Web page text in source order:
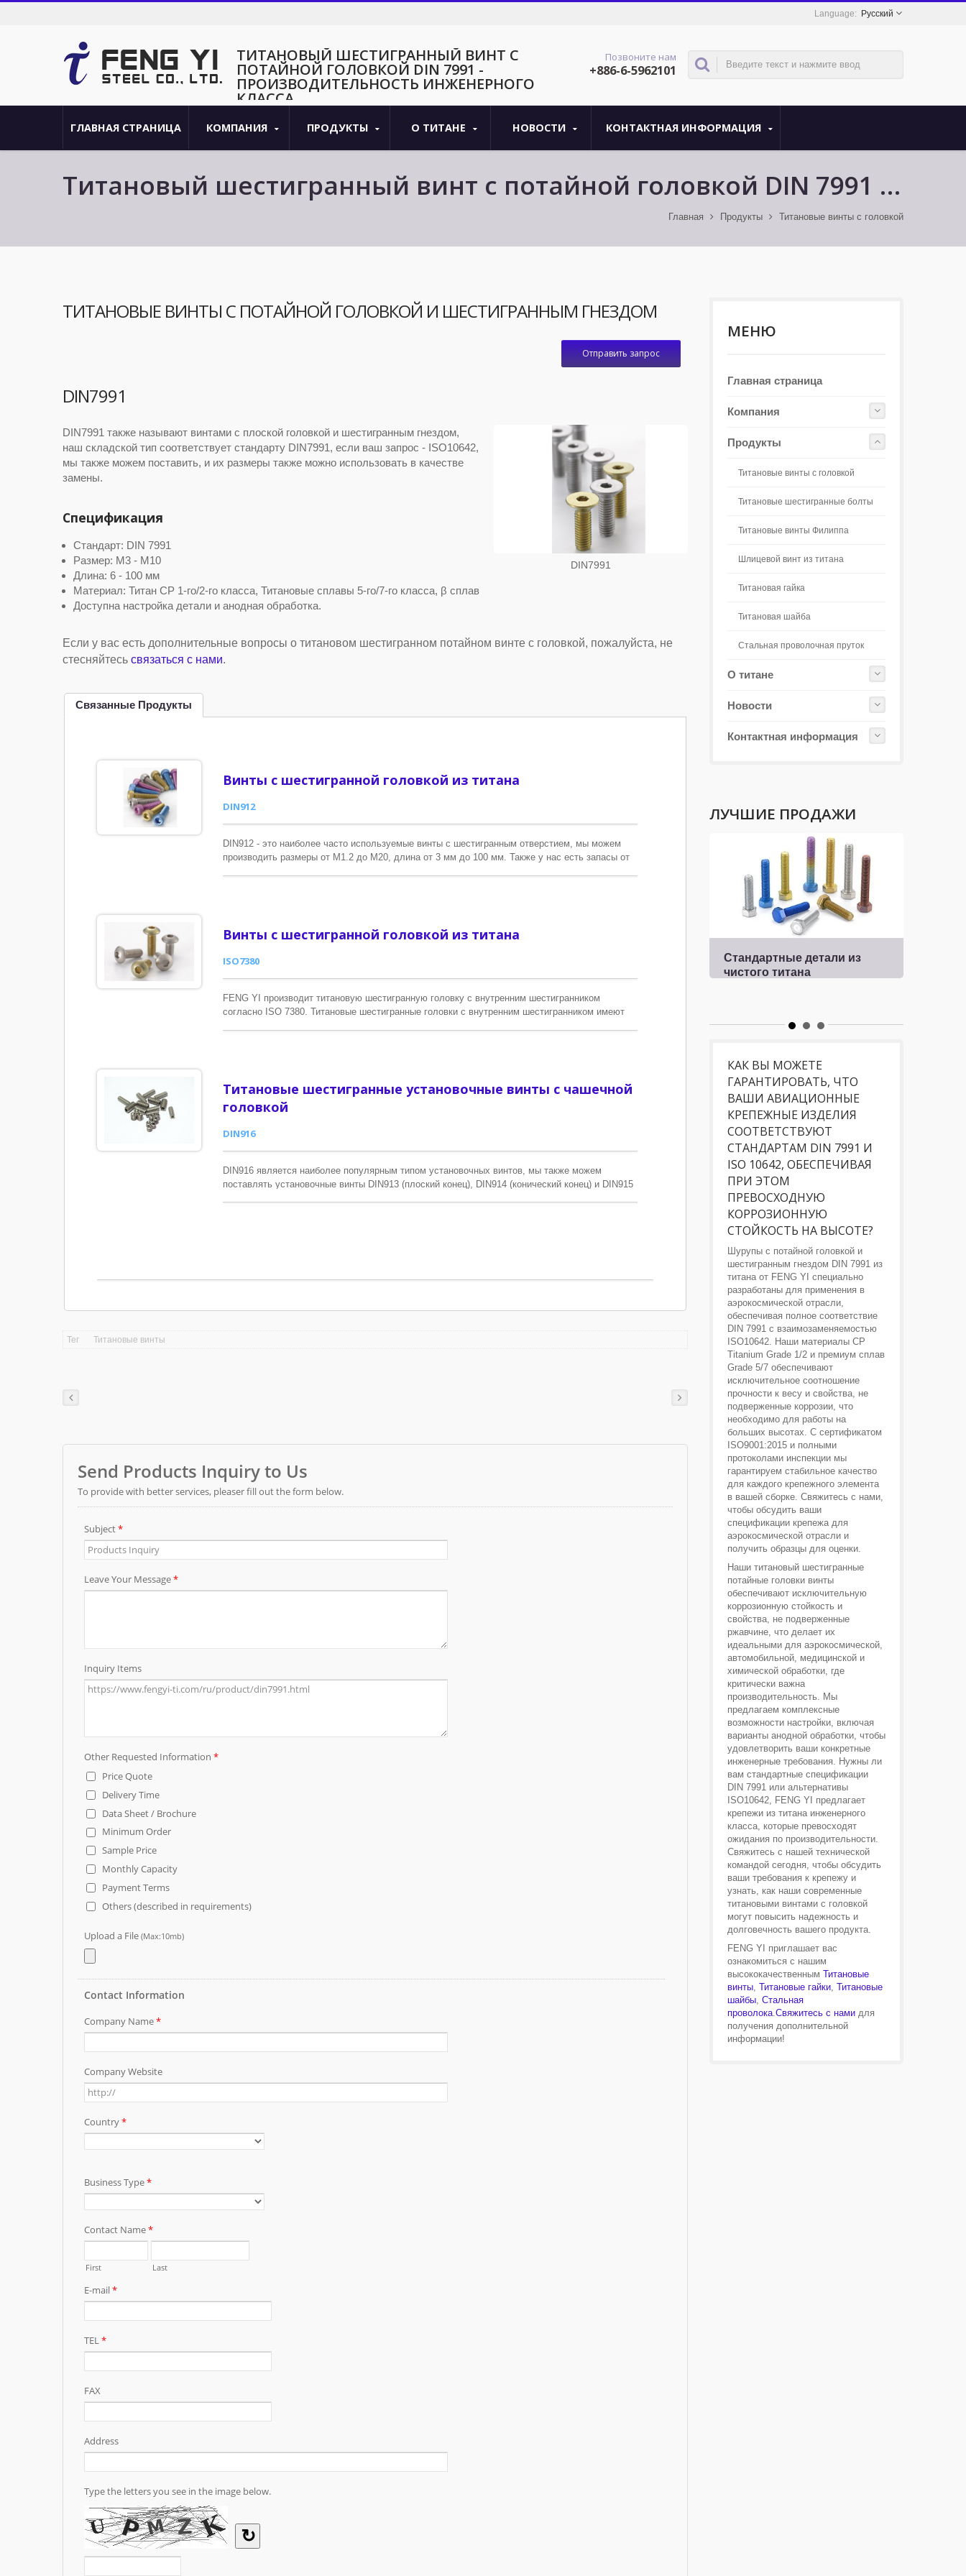
Русский
ТИТАНОВЫЙ ШЕСТИГРАННЫЙ ВИНТ С
ПОТАЙНОЙ ГОЛОВКОЙ DIN 7991 -
ПРОИЗВОДИТЕЛЬНОСТЬ ИНЖЕНЕРНОГО
КЛАССА
7991 и ISO10642 для критически важных приложений, требующих превосходной
коррозионной стойкости и долгосрочной надежности.
Позвоните нам
+886-6-5962101
ГЛАВНАЯ СТРАНИЦА КОМПАНИЯ ПРОДУКТЫ О ТИТАНЕ НОВОСТИ КОНТАКТНАЯ ИНФОРМАЦИЯ
Титановый шестигранный винт с потайной головкой DIN 7991 -
Главная Продукты Титановые винты с головкой
ТИТАНОВЫЕ ВИНТЫ С ПОТАЙНОЙ ГОЛОВКОЙ И ШЕСТИГРАННЫМ ГНЕЗДОМ
Отправить запрос
DIN7991
DIN7991
DIN7991 также называют винтами с плоской головкой и шестигранным гнездом,
наш складской тип соответствует стандарту DIN7991, если ваш запрос - ISO10642,
мы также можем поставить, и их размеры также можно использовать в качестве
замены.
Спецификация
Стандарт: DIN 7991
Размер: M3 - M10
Длина: 6 - 100 мм
Материал: Титан CP 1-го/2-го класса, Титановые сплавы 5-го/7-го класса, β сплав
Доступна настройка детали и анодная обработка.
Если у вас есть дополнительные вопросы о титановом шестигранном потайном винте с головкой, пожалуйста, не
стесняйтесь связаться с нами.
Связанные Продукты
Винты с шестигранной головкой из титана
DIN912
DIN912 - это наиболее часто используемые винты с шестигранным отверстием, мы можем
производить размеры от M1.2 до M20, длина от 3 мм до 100 мм. Также у нас есть запасы от
Винты с шестигранной головкой из титана
ISO7380
FENG YI производит титановую шестигранную головку с внутренним шестигранником
согласно ISO 7380. Титановые шестигранные головки с внутренним шестигранником имеют
Титановые шестигранные установочные винты с чашечной
головкой
DIN916
DIN916 является наиболее популярным типом установочных винтов, мы также можем
поставлять установочные винты DIN913 (плоский конец), DIN914 (конический конец) и DIN915
Тег Титановые винты
МЕНЮ
Главная страница
Компания
Продукты
Титановые винты с головкой
Титановые шестигранные болты
Титановые винты Филиппа
Шлицевой винт из титана
Титановая гайка
Титановая шайба
Стальная проволочная пруток
О титане
Новости
Контактная информация
ЛУЧШИЕ ПРОДАЖИ
Индивидуальные детали из
титана
Стандартные детали из
чистого титана
КАК ВЫ МОЖЕТЕ
ГАРАНТИРОВАТЬ, ЧТО
ВАШИ АВИАЦИОННЫЕ
КРЕПЕЖНЫЕ ИЗДЕЛИЯ
СООТВЕТСТВУЮТ
СТАНДАРТАМ DIN 7991 И
ISO 10642, ОБЕСПЕЧИВАЯ
ПРИ ЭТОМ
ПРЕВОСХОДНУЮ
КОРРОЗИОННУЮ
СТОЙКОСТЬ НА ВЫСОТЕ?
Шурупы с потайной головкой и
шестигранным гнездом DIN 7991 из
титана от FENG YI специально
разработаны для применения в
аэрокосмической отрасли,
обеспечивая полное соответствие
DIN 7991 с взаимозаменяемостью
ISO10642. Наши материалы CP
Titanium Grade 1/2 и премиум сплав
Grade 5/7 обеспечивают
исключительное соотношение
прочности к весу и свойства, не
подверженные коррозии, что
необходимо для работы на
больших высотах. С сертификатом
ISO9001:2015 и полными
протоколами инспекции мы
гарантируем стабильное качество
для каждого крепежного элемента
в вашей сборке. Свяжитесь с нами,
чтобы обсудить ваши
спецификации крепежа для
аэрокосмической отрасли и
получить образцы для оценки.
Наши титановый шестигранные
потайные головки винты
обеспечивают исключительную
коррозионную стойкость и
свойства, не подверженные
ржавчине, что делает их
идеальными для аэрокосмической,
автомобильной, медицинской и
химической обработки, где
критически важна
производительность. Мы
предлагаем комплексные
возможности настройки, включая
варианты анодной обработки, чтобы
удовлетворить ваши конкретные
инженерные требования. Нужны ли
вам стандартные спецификации
DIN 7991 или альтернативы
ISO10642, FENG YI предлагает
крепежи из титана инженерного
класса, которые превосходят
ожидания по производительности.
Свяжитесь с нашей технической
командой сегодня, чтобы обсудить
ваши требования к крепежу и
узнать, как наши современные
титановыми винтами с головкой
могут повысить надежность и
долговечность вашего продукта.
FENG YI приглашает вас
ознакомиться с нашим
высококачественным Титановые
винты, Титановые гайки, Титановые
шайбы, Стальная
проволока.Свяжитесь с нами для
получения дополнительной
информации!